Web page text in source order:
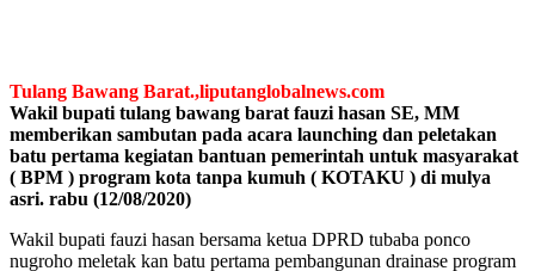
Tulang Bawang Barat.,liputanglobalnews.com
Wakil bupati tulang bawang barat fauzi hasan SE, MM
memberikan sambutan pada acara launching dan peletakan
batu pertama kegiatan bantuan pemerintah untuk masyarakat
( BPM ) program kota tanpa kumuh ( KOTAKU ) di mulya
asri. rabu (12/08/2020)
Wakil bupati fauzi hasan bersama ketua DPRD tubaba ponco
nugroho meletak kan batu pertama pembangunan drainase program